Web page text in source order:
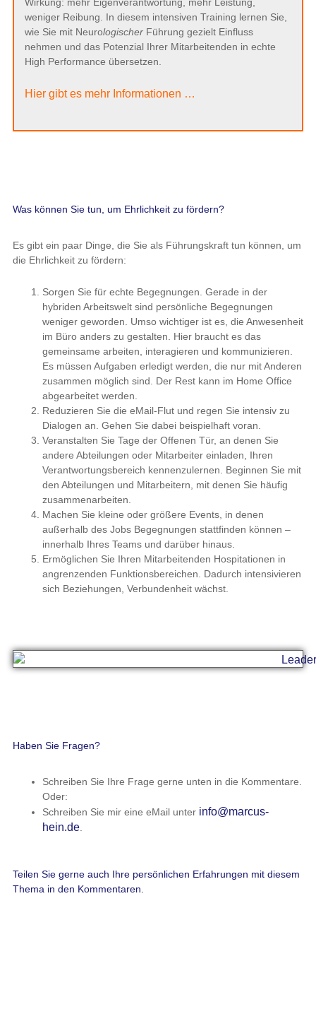
weniger Reibung. In diesem intensiven Training lernen Sie,
wie Sie mit NeurologischerFührung gezielt Einfluss
nehmen und das Potenzial Ihrer Mitarbeitenden in echte
High Performance übersetzen.
Hier gibt es mehr Informationen …
Was können Sie tun, um Ehrlichkeit zu fördern?
Es gibt ein paar Dinge, die Sie als Führungskraft tun können, um
die Ehrlichkeit zu fördern:
Sorgen Sie für echte Begegnungen. Gerade in der
hybriden Arbeitswelt sind persönliche Begegnungen
weniger geworden. Umso wichtiger ist es, die Anwesenheit
im Büro anders zu gestalten. Hier braucht es das
gemeinsame arbeiten, interagieren und kommunizieren.
Es müssen Aufgaben erledigt werden, die nur mit Anderen
zusammen möglich sind. Der Rest kann im Home Office
abgearbeitet werden.
Reduzieren Sie die eMail-Flut und regen Sie intensiv zu
Dialogen an. Gehen Sie dabei beispielhaft voran.
Veranstalten Sie Tage der Offenen Tür, an denen Sie
andere Abteilungen oder Mitarbeiter einladen, Ihren
Verantwortungsbereich kennenzulernen. Beginnen Sie mit
den Abteilungen und Mitarbeitern, mit denen Sie häufig
zusammenarbeiten.
Machen Sie kleine oder größere Events, in denen
außerhalb des Jobs Begegnungen stattfinden können –
innerhalb Ihres Teams und darüber hinaus.
Ermöglichen Sie Ihren Mitarbeitenden Hospitationen in
angrenzenden Funktionsbereichen. Dadurch intensivieren
sich Beziehungen, Verbundenheit wächst.
Haben Sie Fragen?
Schreiben Sie Ihre Frage gerne unten in die Kommentare.
Oder:
Schreiben Sie mir eine eMail unter info@marcus-
hein.de.
Teilen Sie gerne auch Ihre persönlichen Erfahrungen mit diesem
Thema in den Kommentaren.